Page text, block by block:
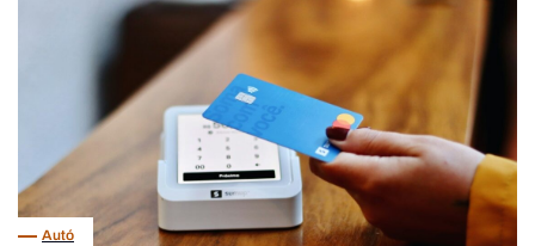
Autó